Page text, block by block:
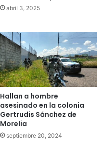
abril 3, 2025
Hallan a hombre
asesinado en la colonia
Gertrudis Sánchez de
Morelia
septiembre 20, 2024